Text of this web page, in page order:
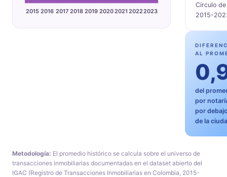
2015 2016 2017 2018 2019 20202021 20222023
Círculo
2015-
AL
del
por
por
de la
Metodología: El promedio histórico se calcula sobre el universo de
transacciones inmobiliarias documentadas en el dataset abierto del
IGAC (Registro de Transacciones Inmobiliarias en Colombia, 2015-